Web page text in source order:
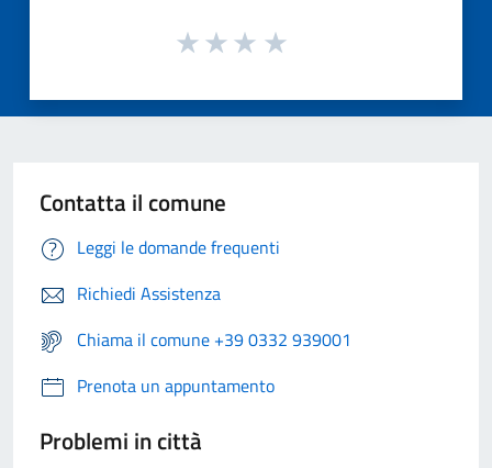
Contatta il comune
Leggi le domande frequenti
Richiedi Assistenza
Chiama il comune +39 0332 939001
Prenota un appuntamento
Problemi in città